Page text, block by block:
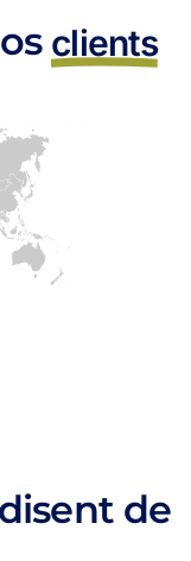
clients
de